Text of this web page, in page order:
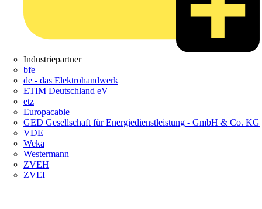
Industriepartner
bfe
de - das Elektrohandwerk
ETIM Deutschland eV
etz
Europacable
GED Gesellschaft für Energiedienstleistung - GmbH & Co. KG
VDE
Weka
Westermann
ZVEH
ZVEI